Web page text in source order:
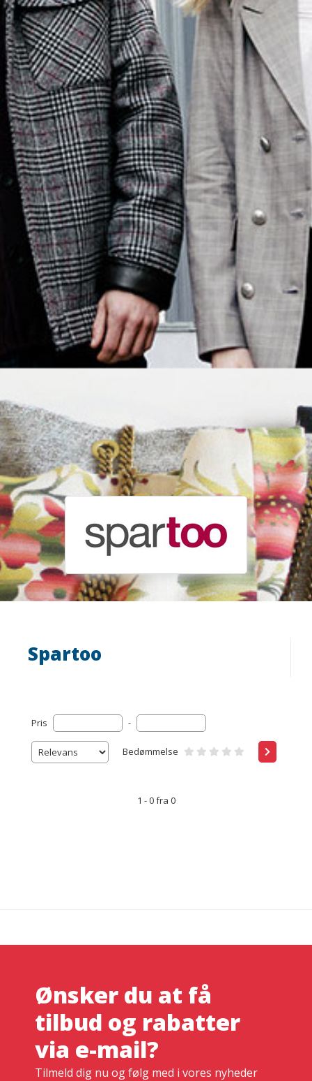
Spartoo
Pris -
Bedømmelse
1 - 0 fra 0
Ønsker du at få
tilbud og rabatter
via e-mail?
Tilmeld dig nu og følg med i vores nyheder